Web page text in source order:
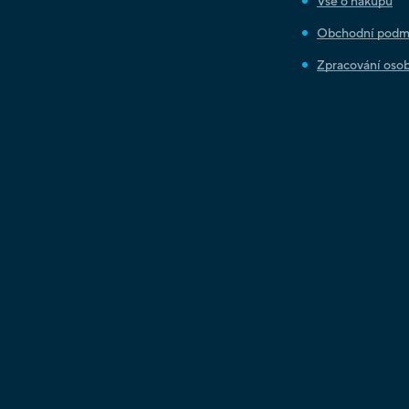
Obchodní
Zpracování